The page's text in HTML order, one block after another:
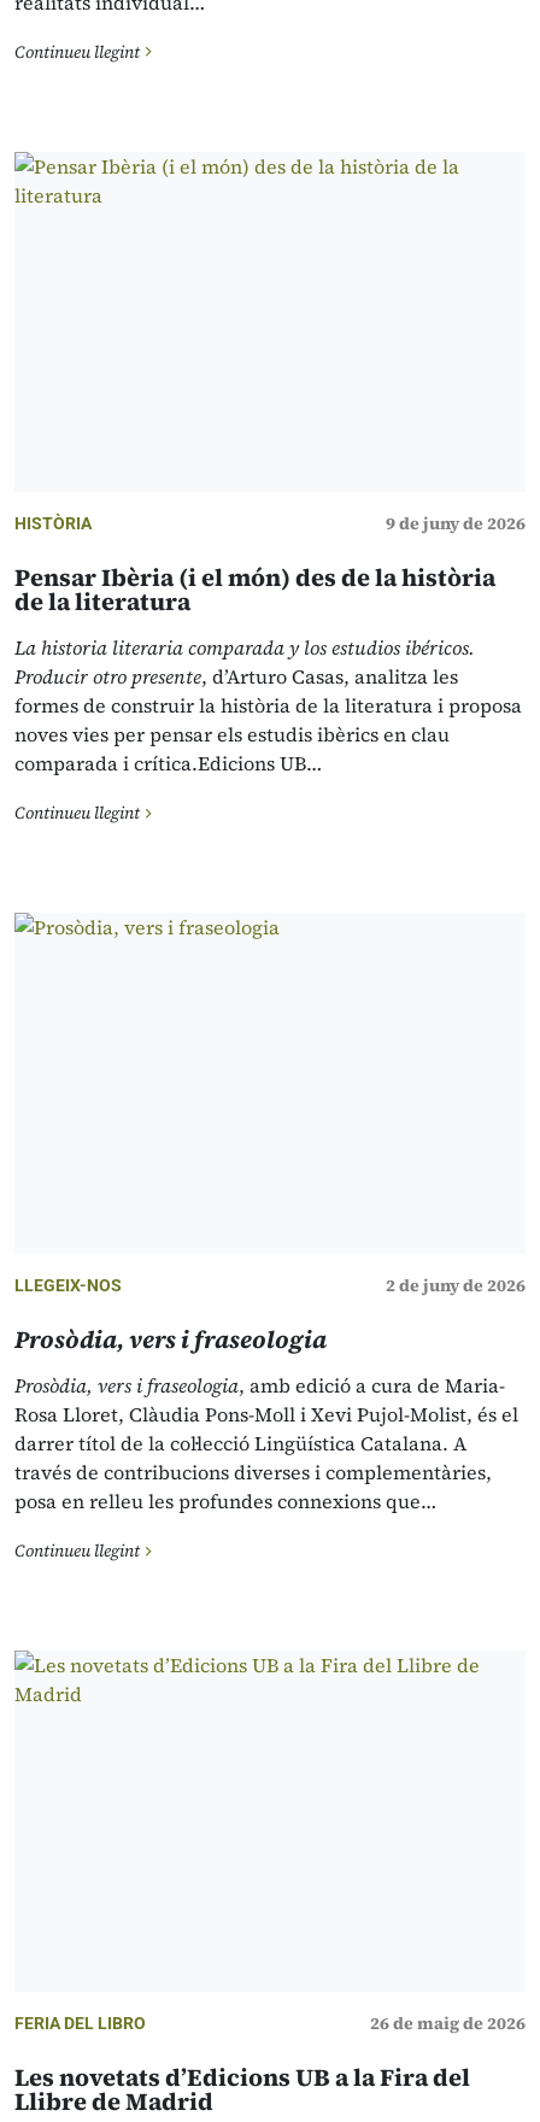
Continueu llegint
HISTÒRIA 9 de juny de 2026
Pensar Ibèria (i el món) des de la història
de la literatura
La historia literaria comparada y los estudios ibéricos.
Producir otro presente, d’Arturo Casas, analitza les
formes de construir la història de la literatura i proposa
noves vies per pensar els estudis ibèrics en clau
comparada i crítica.Edicions UB…
Continueu llegint
LLEGEIX-NOS 2 de juny de 2026
Prosòdia, vers i fraseologia
Prosòdia, vers i fraseologia, amb edició a cura de Maria-
Rosa Lloret, Clàudia Pons-Moll i Xevi Pujol-Molist, és el
darrer títol de la col·lecció Lingüística Catalana. A
través de contribucions diverses i complementàries,
posa en relleu les profundes connexions que…
Continueu llegint
FERIA DEL LIBRO 26 de maig de 2026
Les novetats d’Edicions UB a la Fira del
Llibre de Madrid